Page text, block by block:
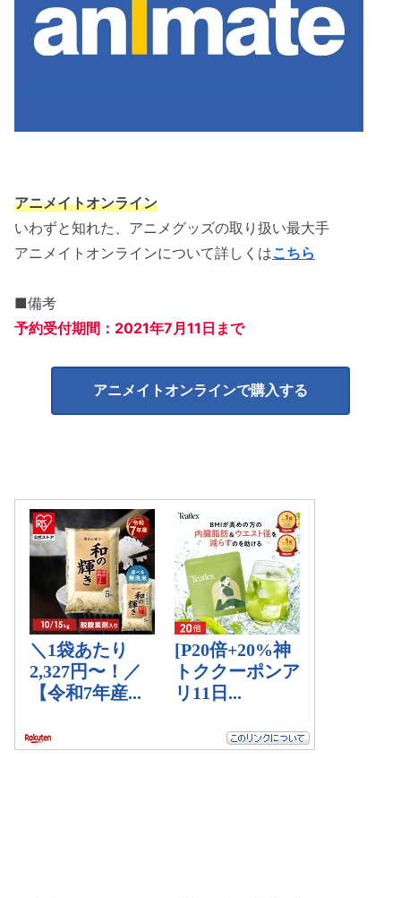
アニメイトオンライン
いわずと知れた、アニメグッズの取り扱い最大手
アニメイトオンラインについて詳しくはこちら
■備考
予約受付期間：2021年7月11日まで
アニメイトオンラインで購入する